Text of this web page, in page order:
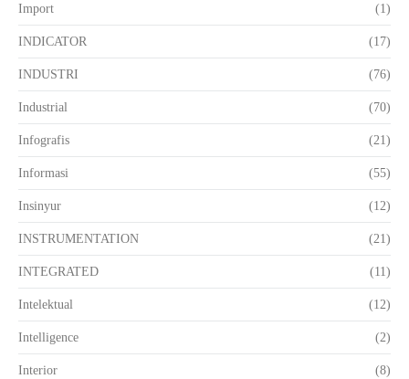
Import (1)
INDICATOR (17)
INDUSTRI (76)
Industrial (70)
Infografis (21)
Informasi (55)
Insinyur (12)
INSTRUMENTATION (21)
INTEGRATED (11)
Intelektual (12)
Intelligence (2)
Interior (8)